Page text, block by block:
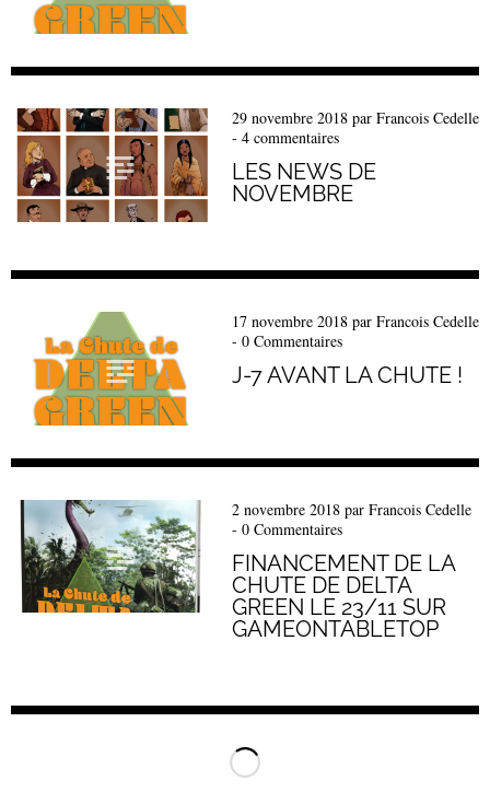
29 novembre 2018par Francois Cedelle
- 4 commentaires
LES NEWS DE
NOVEMBRE
17 novembre 2018par Francois Cedelle
- 0 Commentaires
J-7 AVANT LA CHUTE !
2 novembre 2018par Francois Cedelle
- 0 Commentaires
FINANCEMENT DE LA
CHUTE DE DELTA
GREEN LE 23/11 SUR
GAMEONTABLETOP